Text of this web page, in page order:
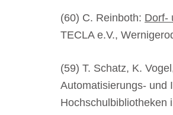
(60) C. Reinboth: Dorf-
TECLA e.V.,
(59) T. Schatz, K.
Automatisierungs- und
Hochschulbibliotheken